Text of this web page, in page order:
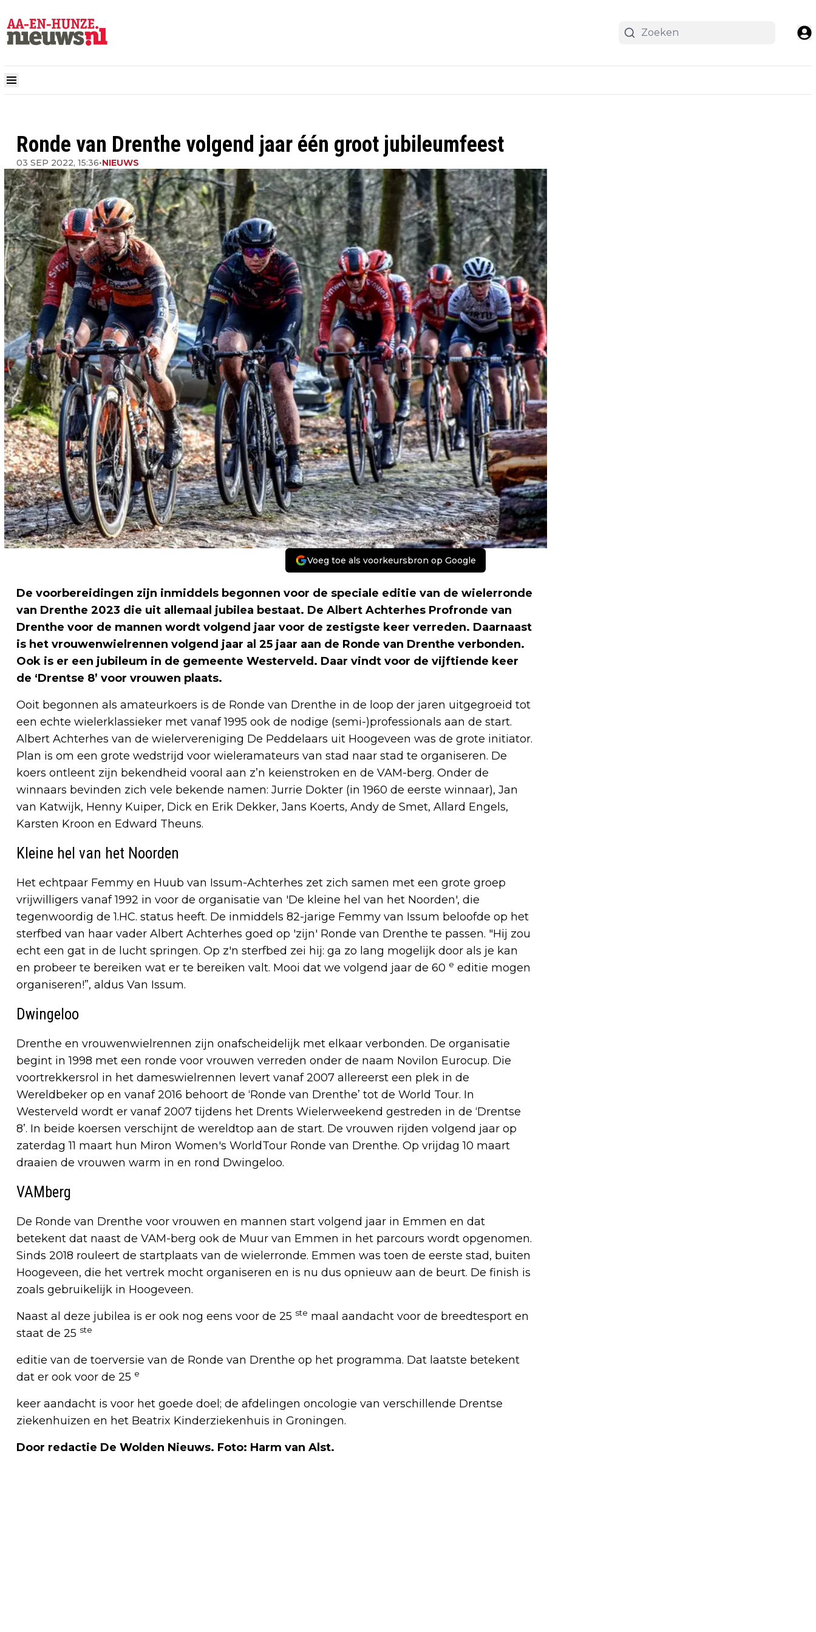
Ronde van Drenthe volgend jaar één groot jubileumfeest
03 SEP 2022, 15:36•NIEUWS
Voeg toe als voorkeursbron op Google
De voorbereidingen zijn inmiddels begonnen voor de speciale editie van de wielerronde
van Drenthe 2023 die uit allemaal jubilea bestaat. De Albert Achterhes Profronde van
Drenthe voor de mannen wordt volgend jaar voor de zestigste keer verreden. Daarnaast
is het vrouwenwielrennen volgend jaar al 25 jaar aan de Ronde van Drenthe verbonden.
Ook is er een jubileum in de gemeente Westerveld. Daar vindt voor de vijftiende keer
de ‘Drentse 8’ voor vrouwen plaats.
Ooit begonnen als amateurkoers is de Ronde van Drenthe in de loop der jaren uitgegroeid tot
een echte wielerklassieker met vanaf 1995 ook de nodige (semi-)professionals aan de start.
Albert Achterhes van de wielervereniging De Peddelaars uit Hoogeveen was de grote initiator.
Plan is om een grote wedstrijd voor wieleramateurs van stad naar stad te organiseren. De
koers ontleent zijn bekendheid vooral aan z’n keienstroken en de VAM-berg. Onder de
winnaars bevinden zich vele bekende namen: Jurrie Dokter (in 1960 de eerste winnaar), Jan
van Katwijk, Henny Kuiper, Dick en Erik Dekker, Jans Koerts, Andy de Smet, Allard Engels,
Karsten Kroon en Edward Theuns.
Kleine hel van het Noorden
Het echtpaar Femmy en Huub van Issum-Achterhes zet zich samen met een grote groep
vrijwilligers vanaf 1992 in voor de organisatie van 'De kleine hel van het Noorden', die
tegenwoordig de 1.HC. status heeft. De inmiddels 82-jarige Femmy van Issum beloofde op het
sterfbed van haar vader Albert Achterhes goed op 'zijn' Ronde van Drenthe te passen. "Hij zou
echt een gat in de lucht springen. Op z'n sterfbed zei hij: ga zo lang mogelijk door als je kan
en probeer te bereiken wat er te bereiken valt. Mooi dat we volgend jaar de 60 e editie mogen
organiseren!”, aldus Van Issum.
Dwingeloo
Drenthe en vrouwenwielrennen zijn onafscheidelijk met elkaar verbonden. De organisatie
begint in 1998 met een ronde voor vrouwen verreden onder de naam Novilon Eurocup. Die
voortrekkersrol in het dameswielrennen levert vanaf 2007 allereerst een plek in de
Wereldbeker op en vanaf 2016 behoort de ‘Ronde van Drenthe’ tot de World Tour. In
Westerveld wordt er vanaf 2007 tijdens het Drents Wielerweekend gestreden in de ‘Drentse
8’. In beide koersen verschijnt de wereldtop aan de start. De vrouwen rijden volgend jaar op
zaterdag 11 maart hun Miron Women's WorldTour Ronde van Drenthe. Op vrijdag 10 maart
draaien de vrouwen warm in en rond Dwingeloo.
VAMberg
De Ronde van Drenthe voor vrouwen en mannen start volgend jaar in Emmen en dat
betekent dat naast de VAM-berg ook de Muur van Emmen in het parcours wordt opgenomen.
Sinds 2018 rouleert de startplaats van de wielerronde. Emmen was toen de eerste stad, buiten
Hoogeveen, die het vertrek mocht organiseren en is nu dus opnieuw aan de beurt. De finish is
zoals gebruikelijk in Hoogeveen.
Naast al deze jubilea is er ook nog eens voor de 25 ste maal aandacht voor de breedtesport en
staat de 25 ste
editie van de toerversie van de Ronde van Drenthe op het programma. Dat laatste betekent
dat er ook voor de 25 e
keer aandacht is voor het goede doel; de afdelingen oncologie van verschillende Drentse
ziekenhuizen en het Beatrix Kinderziekenhuis in Groningen.
Door redactie De Wolden Nieuws. Foto: Harm van Alst.